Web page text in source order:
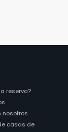
reserva?
nosotros
casas de